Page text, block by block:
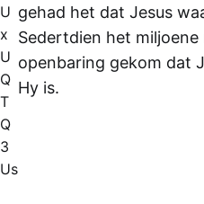
U
x
U
Q
T
Q
3
Us
gehad het dat Jesus
Sedertdien het
openbaring gekom dat
Hy is.